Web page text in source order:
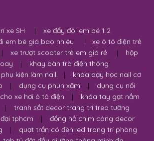
xe SH |
xe đẩy đôi em bé 1 2
em bé giá bao nhiêu |
xe ô tô điện trẻ
| xe trượt scooter trẻ em giá rẻ |
hộp
|
khay bàn trà điện thông
kiện làm nail |
khóa dạy học nail cơ
| dụng cụ phun xăm |
dụng cụ nối
xe hơi ô tô điện |
khóa tay gạt nắm
|
tranh sắt decor trang trí treo tường
tphcm
|
đồng hồ chim công decor
|
quạt trần có đèn led trang trí phòng